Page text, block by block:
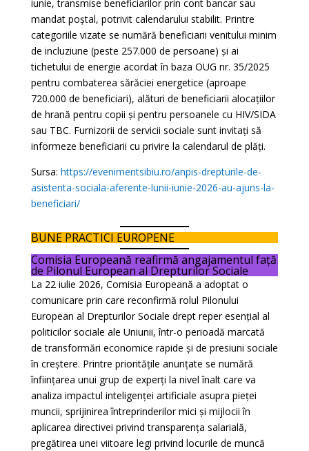
iunie, transmise beneficiarilor prin cont bancar sau
mandat poștal, potrivit calendarului stabilit. Printre
categoriile vizate se numără beneficiarii venitului minim
de incluziune (peste 257.000 de persoane) și ai
tichetului de energie acordat în baza OUG nr. 35/2025
pentru combaterea sărăciei energetice (aproape
720.000 de beneficiari), alături de beneficiarii alocațiilor
de hrană pentru copii și pentru persoanele cu HIV/SIDA
sau TBC. Furnizorii de servicii sociale sunt invitați să
informeze beneficiarii cu privire la calendarul de plăți.
Sursa: https://evenimentsibiu.ro/anpis-drepturile-de-
asistenta-sociala-aferente-lunii-iunie-2026-au-ajuns-la-
beneficiari/
BUNE PRACTICI EUROPENE
Comisia Europeană reafirmă angajamentul față
de Pilonul European al Drepturilor Sociale
La 22 iulie 2026, Comisia Europeană a adoptat o
comunicare prin care reconfirmă rolul Pilonului
European al Drepturilor Sociale drept reper esențial al
politicilor sociale ale Uniunii, într-o perioadă marcată
de transformări economice rapide și de presiuni sociale
în creștere. Printre prioritățile anunțate se numără
înființarea unui grup de experți la nivel înalt care va
analiza impactul inteligenței artificiale asupra pieței
muncii, sprijinirea întreprinderilor mici și mijlocii în
aplicarea directivei privind transparența salarială,
pregătirea unei viitoare legi privind locurile de muncă